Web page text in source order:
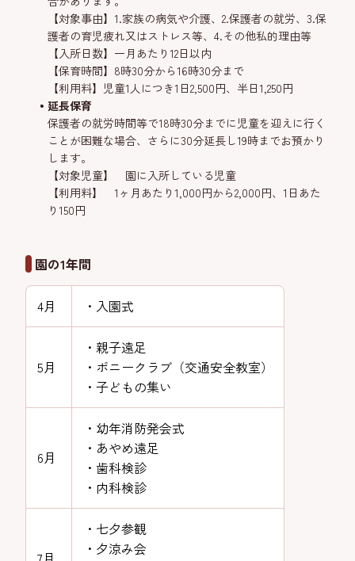
【対象事由】1.家族の病気や介護、2.保護者の就労、3.保
護者の育児疲れ又はストレス等、4.その他私的理由等
【入所日数】一月あたり12日以内
【保育時間】8時30分から16時30分まで
【利用料】児童1人につき1日2,500円、半日1,250円
延長保育
保護者の就労時間等で18時30分までに児童を迎えに行く
ことが困難な場合、さらに30分延長し19時までお預かり
します。
【対象児童】 園に入所している児童
【利用料】 1ヶ月あたり1,000円から2,000円、1日あた
り150円
園の1年間
4月 ・入園式
5月
・親子遠足
・ポニークラブ（交通安全教室）
・子どもの集い
6月
・幼年消防発会式
・あやめ遠足
・歯科検診
・内科検診
・七夕参観
・夕涼み会